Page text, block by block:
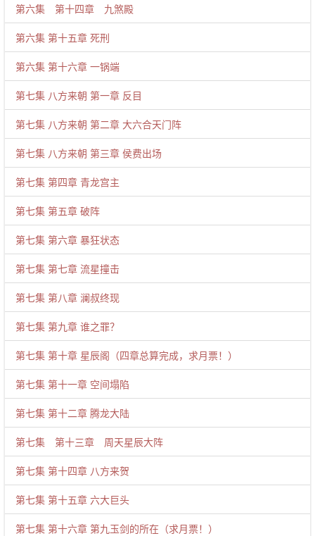
第六集 第十四章 九煞殿
第六集 第十五章 死刑
第六集 第十六章 一锅端
第七集 八方来朝 第一章 反目
第七集 八方来朝 第二章 大六合天门阵
第七集 八方来朝 第三章 侯费出场
第七集 第四章 青龙宫主
第七集 第五章 破阵
第七集 第六章 暴狂状态
第七集 第七章 流星撞击
第七集 第八章 澜叔终现
第七集 第九章 谁之罪？
第七集 第十章 星辰阁（四章总算完成，求月票！）
第七集 第十一章 空间塌陷
第七集 第十二章 腾龙大陆
第七集 第十三章 周天星辰大阵
第七集 第十四章 八方来贺
第七集 第十五章 六大巨头
第七集 第十六章 第九玉剑的所在（求月票！）